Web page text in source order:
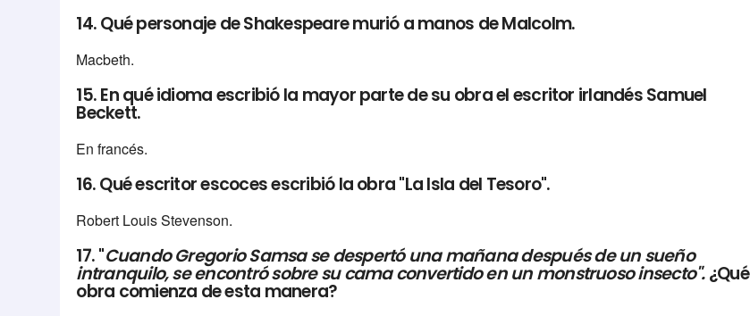
14. Qué personaje de Shakespeare murió a manos de Malcolm.
Macbeth.
15. En qué idioma escribió la mayor parte de su obra el escritor irlandés Samuel
Beckett.
En francés.
16. Qué escritor escoces escribió la obra "La Isla del Tesoro".
Robert Louis Stevenson.
17. "Cuando Gregorio Samsa se despertó una mañana después de un sueño
intranquilo, se encontró sobre su cama convertido en un monstruoso insecto".¿Qué
obra comienza de esta manera?